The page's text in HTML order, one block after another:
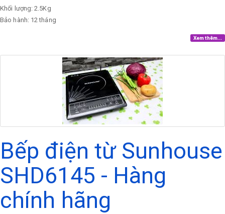
Khối lượng: 2.5Kg
Bảo hành: 12 tháng
Xem thêm...
Bếp điện từ Sunhouse
SHD6145 - Hàng
chính hãng